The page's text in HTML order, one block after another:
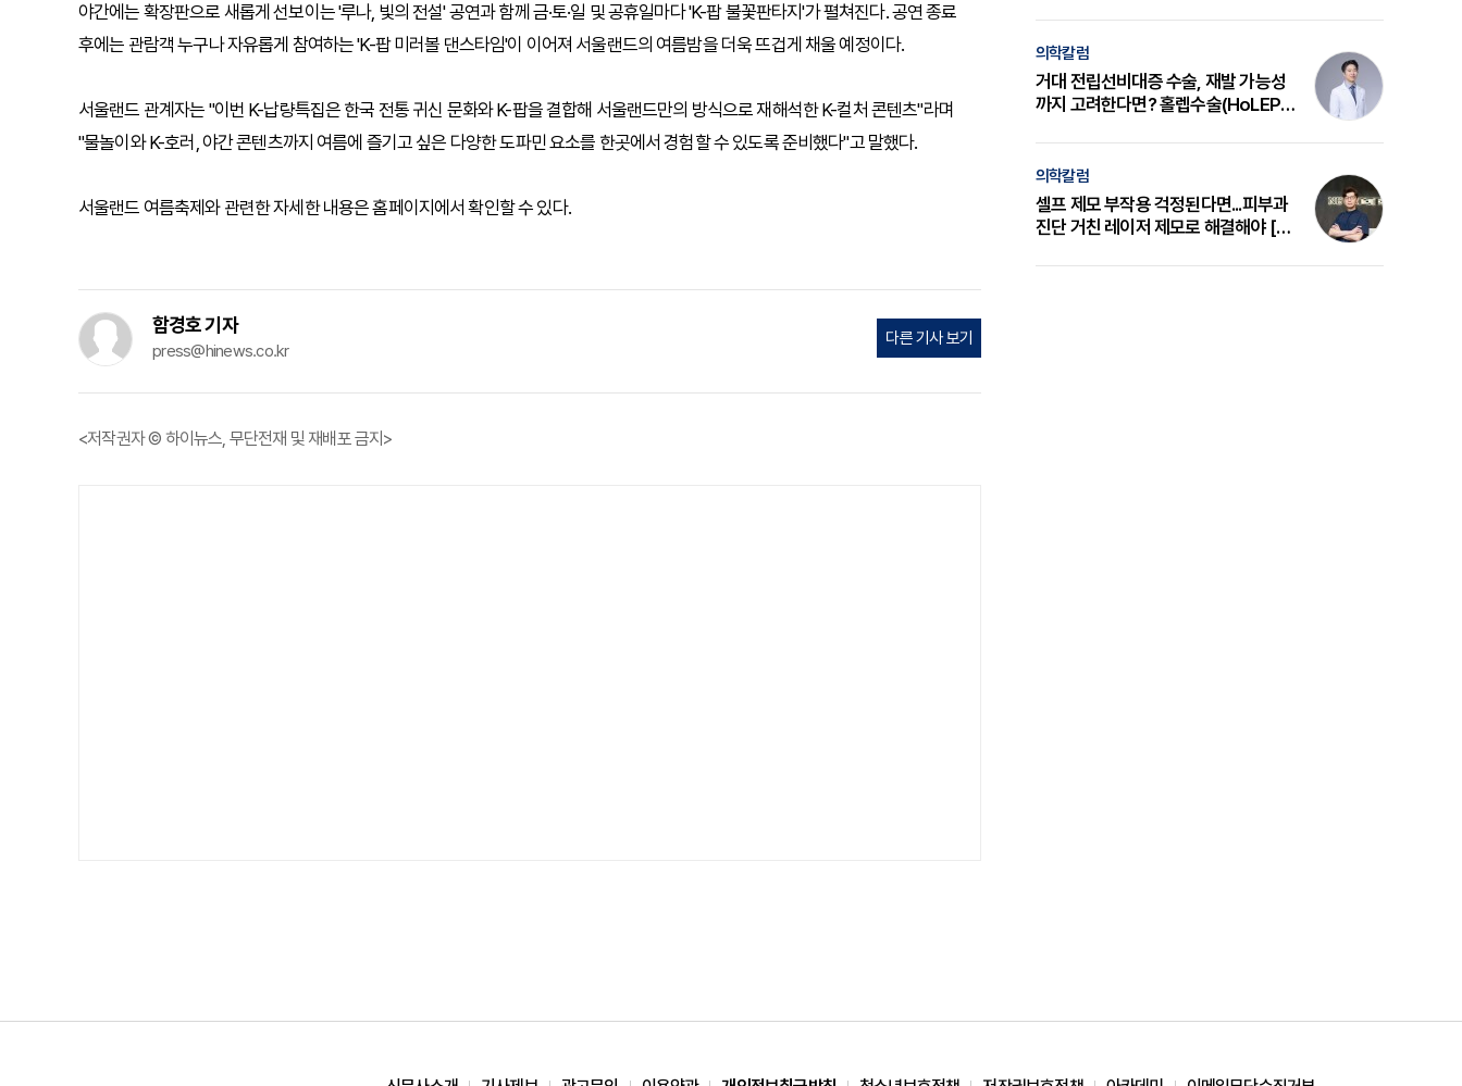
야간에는 확장판으로 새롭게 선보이는 '루나, 빛의 전설' 공연과 함께 금·토·일 및 공휴일마다 'K-팝 불꽃판타지'가 펼쳐진다. 공연 종료
후에는 관람객 누구나 자유롭게 참여하는 'K-팝 미러볼 댄스타임'이 이어져 서울랜드의 여름밤을 더욱 뜨겁게 채울 예정이다.
서울랜드 관계자는 "이번 K-납량특집은 한국 전통 귀신 문화와 K-팝을 결합해 서울랜드만의 방식으로 재해석한 K-컬처 콘텐츠"라며
"물놀이와 K-호러, 야간 콘텐츠까지 여름에 즐기고 싶은 다양한 도파민 요소를 한곳에서 경험할 수 있도록 준비했다"고 말했다.
서울랜드 여름축제와 관련한 자세한 내용은 홈페이지에서 확인할 수 있다.
함경호 기자
press@hinews.co.kr
다른 기사 보기
<저작권자 © 하이뉴스, 무단전재 및 재배포 금지>
의학칼럼
거대 전립선비대증 수술, 재발 가능성
까지 고려한다면? 홀렙수술(HoLEP)
의학칼럼
셀프 제모 부작용 걱정된다면...피부과
진단 거친 레이저 제모로 해결해야 [변